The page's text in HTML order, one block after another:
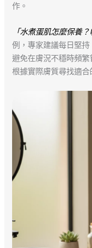
作。
「水煮蛋肌怎麼保養
例，專家建議每日堅持
避免在膚況不穩時頻
根據實際膚質尋找適合